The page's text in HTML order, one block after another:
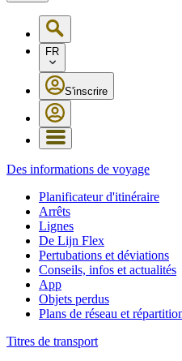
FR
S'inscrire
Des informations de voyage
Planificateur d'itinéraire
Arrêts
Lignes
De Lijn Flex
Pertubations et déviations
Conseils, infos et actualités
App
Objets perdus
Plans de réseau et
Titres de transport